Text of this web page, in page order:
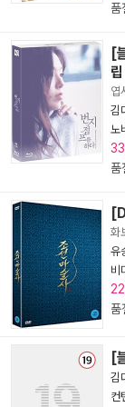
품
[
엽
김
노
품
화
유
비
품
[
김
컨